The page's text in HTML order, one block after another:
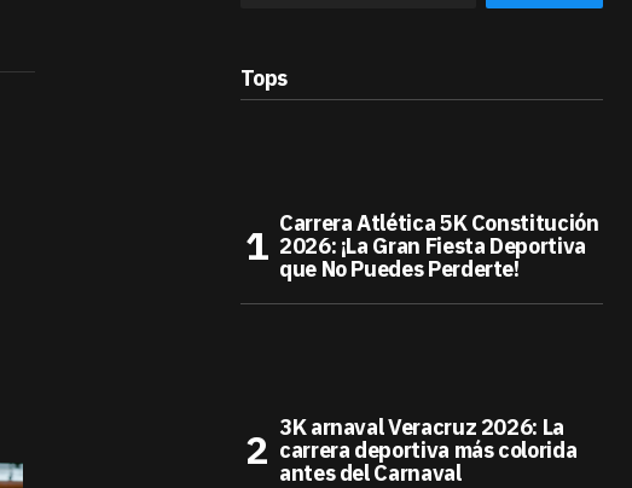
Tops
Carrera Atlética 5K Constitución
2026: ¡La Gran Fiesta Deportiva
que No Puedes Perderte!
3K arnaval Veracruz 2026: La
carrera deportiva más colorida
antes del Carnaval